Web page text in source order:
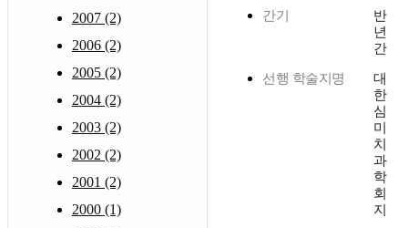
2007 (2)
2006 (2)
2005 (2)
2004 (2)
2003 (2)
2002 (2)
2001 (2)
2000 (1)
간기
반
년
간
선행 학술지명
대
한
심
미
치
과
학
회
지